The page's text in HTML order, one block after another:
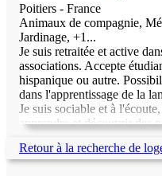
Poitiers - France
Animaux de compagnie,
Jardinage, +1...
Je suis retraitée et active
associations. Accepte
hispanique ou autre.
dans l'apprentissage de la
Je suis sociable et à
apprendre et découvrir des
Retour à la recherche de